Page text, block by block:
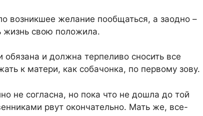
возникшее желание пообщаться, а заодно –
жизнь свою положила.
и должна терпеливо сносить все
к матери, как собачонка, по первому зову.
не согласна, но пока что не дошла до той
рвут окончательно. Мать же, все-